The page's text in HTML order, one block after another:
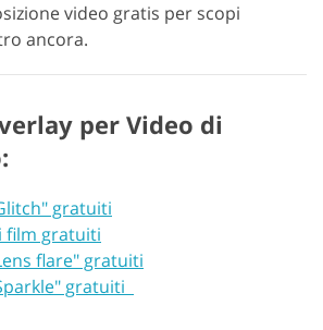
video gratis per scopi
ancora.
per Video di
gratuiti
film gratuiti
flare" gratuiti
gratuiti